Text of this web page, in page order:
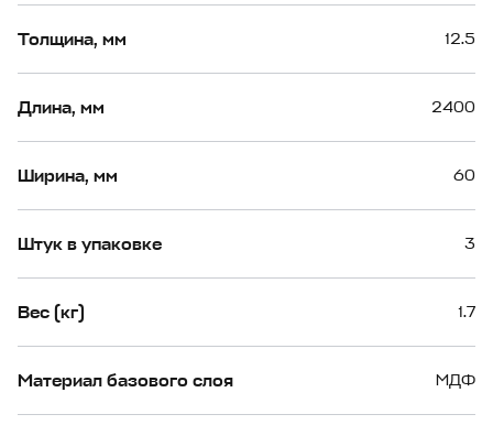
Толщина, мм 12.5
Длина, мм 2400
Ширина, мм 60
Штук в упаковке 3
Вес (кг) 1.7
Материал базового слоя МДФ